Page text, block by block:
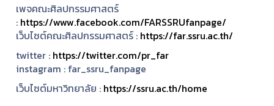
เพจคณะศิลปกรรมศาสตร์
: https://www.facebook.com/FARSSRUfanpage/
เว็บไซต์คณะศิลปกรรมศาสตร์ : https://far.ssru.ac.th/
twitter : https://twitter.com/pr_far
instagram : far_ssru_fanpage
เว็บไซต์มหาวิทยาลัย : https://ssru.ac.th/home